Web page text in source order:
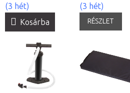
(3 hét)
Kosárba
(3 hét)
RÉSZLET